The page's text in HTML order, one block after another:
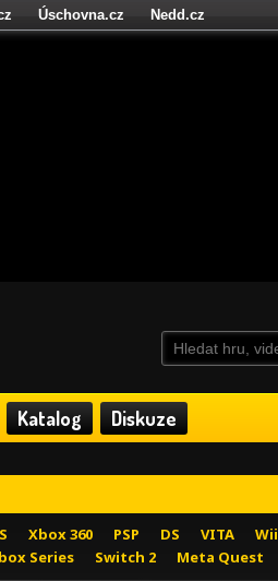
Katalog Diskuze
Xbox 360 PSP DS VITA
Series Switch 2 Meta Quest
Úschovna.cz
Nedd.cz